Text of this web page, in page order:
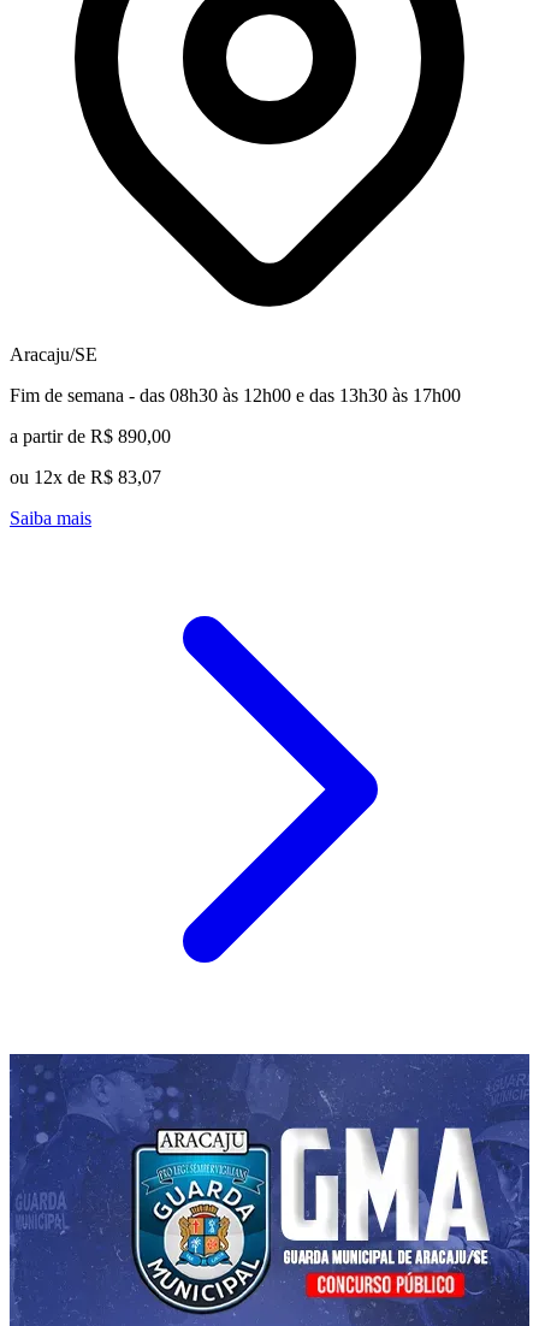
Aracaju/SE
Fim de semana - das 08h30 às 12h00 e das 13h30 às 17h00
a partir de R$ 890,00
ou 12x de R$ 83,07
Saiba mais